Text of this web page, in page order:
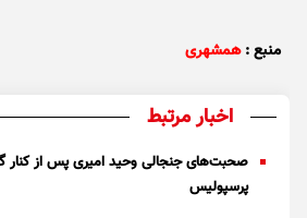
منبع : همشهری
اخبار مرتبط
صحبت‌های جنجالی وحید امیری پس از کنار
پرسپولیس